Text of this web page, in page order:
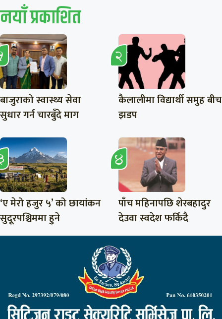
नयाँ प्रकाशित
बाजुराको स्वास्थ्य सेवा
सुधार गर्न चारबुँदे माग
कैलालीमा विद्यार्थी समुह बीच
झडप
‘ए मेरो हजुर ५’ को छायांकन
सुदूरपश्चिममा हुने
पाँच महिनापछि शेरबहादुर
देउवा स्वदेश फर्किदै